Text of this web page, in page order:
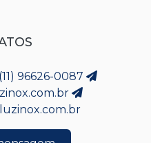
(11) 96626-0087